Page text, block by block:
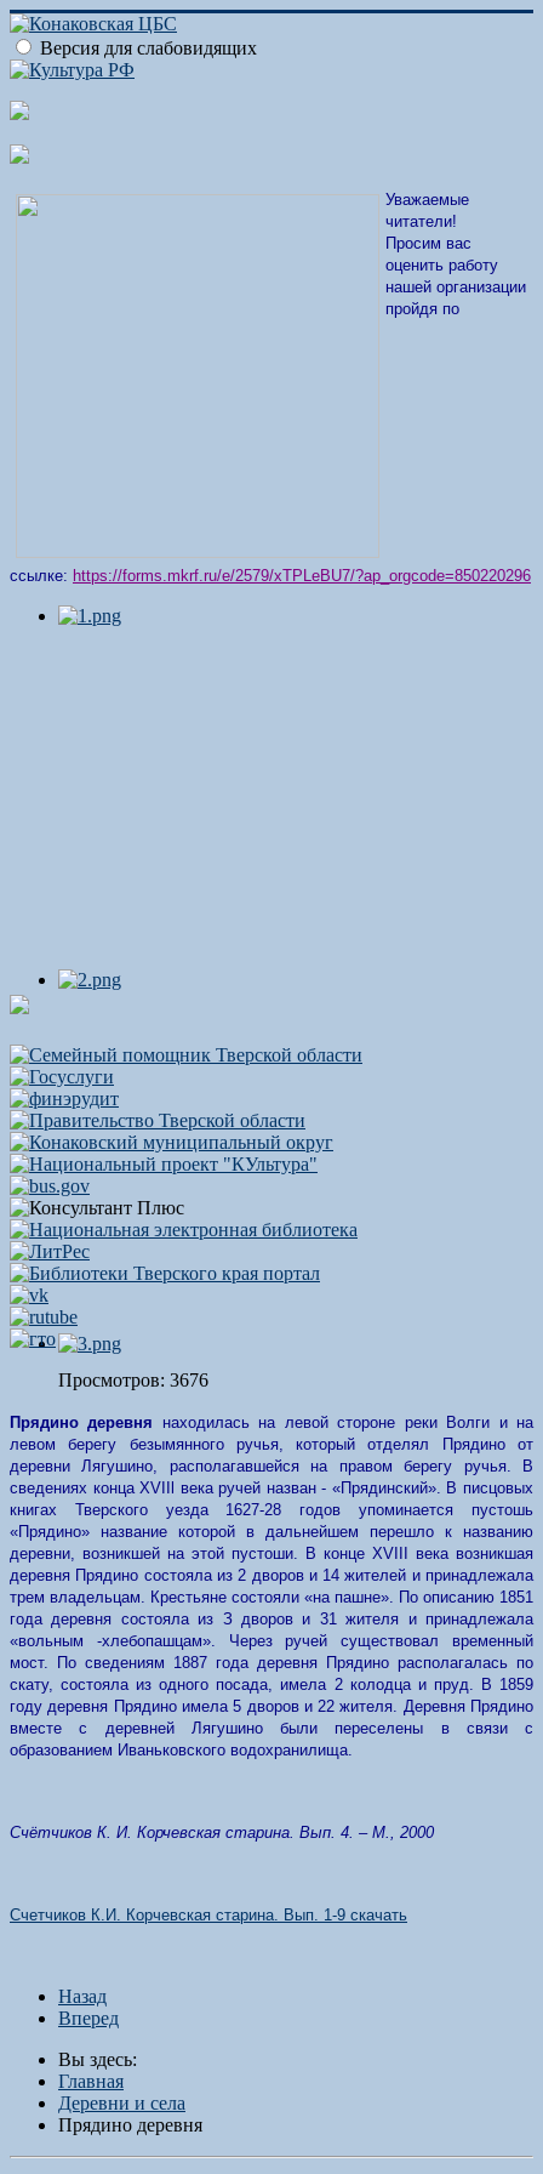
Версия для слабовидящих
Уважаемые
читатели!
Просим вас
оценить работу
нашей организации
пройдя по
ссылке: https://forms.mkrf.ru/e/2579/xTPLeBU7/?ap_orgcode=850220296
Просмотров: 3676
Прядино деревня находилась на левой стороне реки Волги и на
левом берегу безымянного ручья, который отделял Прядино от
деревни Лягушино, располагавшейся на правом берегу ручья. В
сведениях концаXVIIl века ручей назван - «Прядинский». В писцовых
книгах Тверского уезда 1627-28 годов упоминается пустошь
«Прядино» название которой в дальнейшем перешло к названию
деревни, возникшей на этой пустоши. В конце XVIII века возникшая
деревня Прядино состояла из 2 дворов и 14 жителей и принадлежала
трем владельцам. Крестьяне состояли «на пашне». По описанию 1851
года деревня состояла из З дворов и 31 жителя и принадлежала
«вольным -хлебопашцам». Через ручей существовал временный
мост. По сведениям 1887 года деревня Прядино располагалась по
скату, состояла из одного посада, имела 2 колодца и пруд. В 1859
году деревня Прядино имела 5 дворов и 22 жителя. Деревня Прядино
вместе с деревней Лягушино были переселены в связи с
образованием Иваньковского водохранилища.
Счётчиков К. И. Корчевская старина. Вып. 4. – М., 2000
Счетчиков К.И. Корчевская старина. Вып. 1-9 скачать
Назад
Вперед
Вы здесь:
Главная
Деревни и села
Прядино деревня